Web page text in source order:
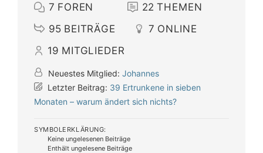
7 FOREN 22 THEMEN
95 BEITRÄGE 7 ONLINE
19 MITGLIEDER
Neuestes Mitglied: Johannes
Letzter Beitrag: 39 Ertrunkene in sieben
Monaten – warum ändert sich nichts?
SYMBOLERKLÄRUNG:
Keine ungelesenen Beiträge
Enthält ungelesene Beiträge